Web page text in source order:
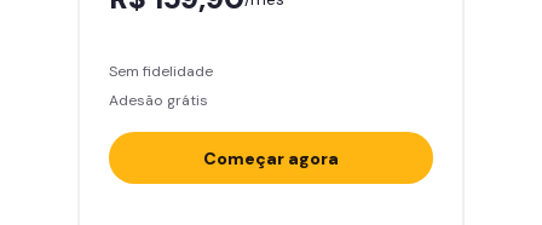
Sem fidelidade
Adesão grátis
Começar agora